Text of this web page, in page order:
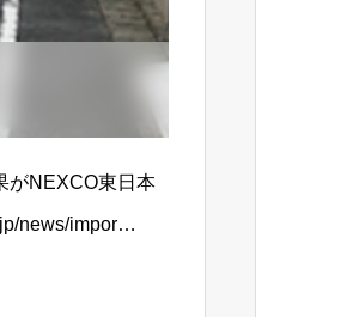
がNEXCO東日本
news/impor…